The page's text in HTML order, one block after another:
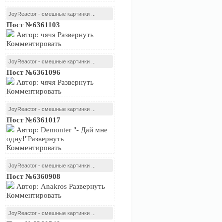
JoyReactor - смешные картинки ...
Пост №6361103
Автор: чячя Развернуть
Комментировать
JoyReactor - смешные картинки ...
Пост №6361096
Автор: чячя Развернуть
Комментировать
JoyReactor - смешные картинки ...
Пост №6361017
Автор: Demonter "- Дай мне
одну!"Развернуть
Комментировать
JoyReactor - смешные картинки ...
Пост №6360908
Автор: Anakros Развернуть
Комментировать
JoyReactor - смешные картинки ...